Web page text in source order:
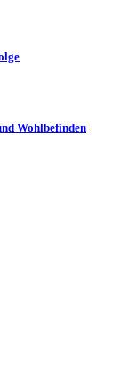
Wohlbefinden